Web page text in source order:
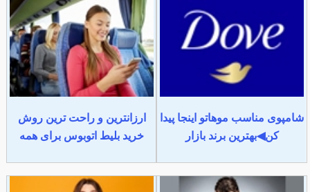
شامپوی مناسب موهاتو اینجا پیدا
کن◀بهترین برند بازار
ارزانترین و راحت ترین روش
خرید بلیط اتوبوس برای همه